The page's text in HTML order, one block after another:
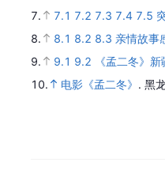
7.
7.1 7.2 7.3 7.4 7.5
8.
8.1 8.2 8.3 亲情故事
9.
9.1 9.2
《孟二冬》
10.
电影《孟二冬》 . 黑